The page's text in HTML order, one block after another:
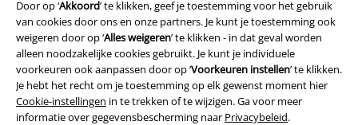
Door op ‘Akkoord’ te klikken, geef je toestemming voor het gebruik
van cookies door ons en onze partners. Je kunt je toestemming ook
weigeren door op ‘Alles weigeren’ te klikken - in dat geval worden
alleen noodzakelijke cookies gebruikt. Je kunt je individuele
voorkeuren ook aanpassen door op ‘Voorkeuren instellen’ te klikken.
Je hebt het recht om je toestemming op elk gewenst moment hier
Cookie-instellingen in te trekken of te wijzigen. Ga voor meer
informatie over gegevensbescherming naar Privacybeleid.
Algemene Voorwaarden
Bedrijfsgegevens
Privacyverklaring